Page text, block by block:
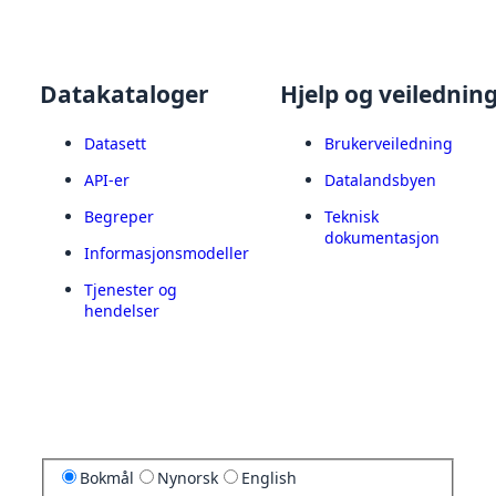
Datakataloger
Datasett
API-er
Begreper
Informasjonsmodeller
Tjenester og
hendelser
Hjelp og
Brukerveiledning
Datalandsbyen
Teknisk
dokumentasjon
Bokmål Nynorsk English